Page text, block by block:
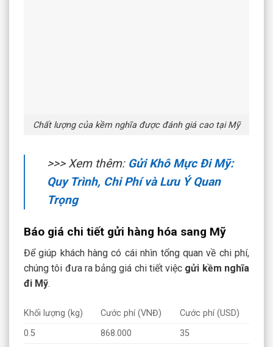
Chất lượng của kềm nghĩa được đánh giá cao tại Mỹ
>>> Xem thêm: Gửi Khô Mực Đi Mỹ:
Quy Trình, Chi Phí và Lưu Ý Quan
Trọng
Báo giá chi tiết gửi hàng hóa sang Mỹ
Để giúp khách hàng có cái nhìn tổng quan về chi phí,
chúng tôi đưa ra bảng giá chi tiết việc gửi kềm nghĩa
đi Mỹ.
Khối lượng (kg) Cước phí (VNĐ)
Cước phí (USD)
0.5
868.000
35